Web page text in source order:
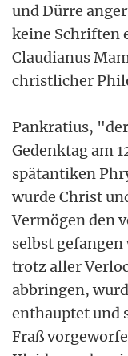
und Dürre
keine Schriften
Claudianus
christlicher
Pankratius,
Gedenktag am
spätantiken
wurde Christ
Vermögen den
selbst
trotz aller
abbringen,
enthauptet und
Fraß